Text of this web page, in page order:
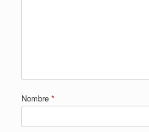
Nombre *